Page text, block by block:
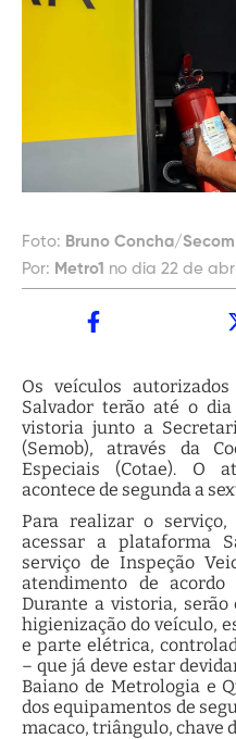
Foto: Bruno Concha/
Por: Metro1 no dia 22 de
Os veículos
Salvador terão até o
vistoria junto a
(Semob), através da
Especiais (Cotae). O
acontece de segunda a
Para realizar o serviço,
acessar a plataforma
serviço de Inspeção
atendimento de
Durante a vistoria, serão
higienização do veículo,
e parte elétrica,
– que já deve estar
Baiano de Metrologia e
dos equipamentos de
macaco, triângulo, chave